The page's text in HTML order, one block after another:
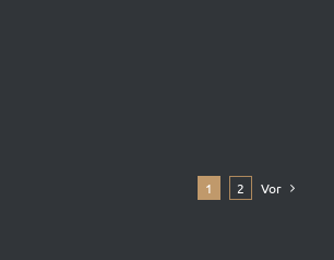
1 2 Vor